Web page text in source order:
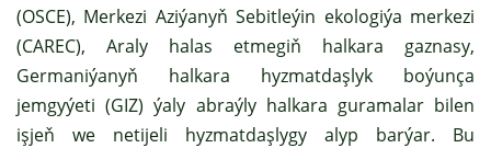
(OSCE), Merkezi Aziýanyň Sebitleýin ekologiýa merkezi
(CAREC), Araly halas etmegiň halkara gaznasy,
Germaniýanyň halkara hyzmatdaşlyk boýunça
jemgyýeti (GIZ) ýaly abraýly halkara guramalar bilen
işjeň we netijeli hyzmatdaşlygy alyp barýar. Bu